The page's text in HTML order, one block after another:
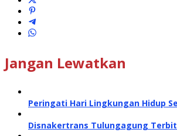
Jangan Lewatkan
Peringati Hari Lingkungan Hidup
Disnakertrans Tulungagung